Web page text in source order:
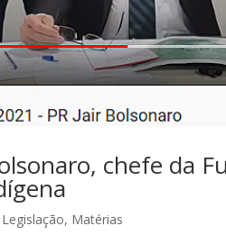
chefe da
Legislação, Matérias